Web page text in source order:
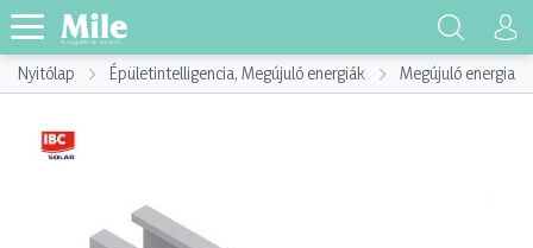
Nyitólap Épületintelligencia, Megújuló energiák Megújuló energia